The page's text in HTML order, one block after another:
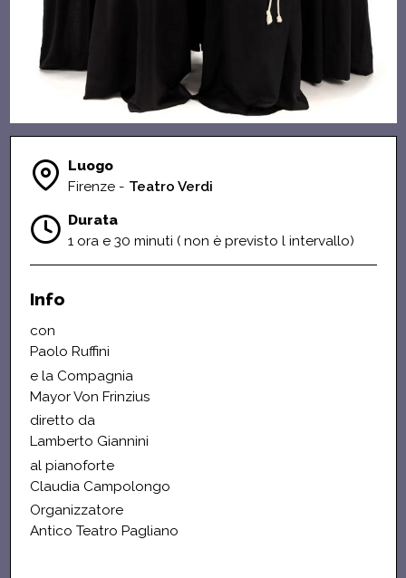
Luogo
Firenze - Teatro Verdi
Durata
1 ora e 30 minuti ( non è previsto l intervallo)
Info
con
Paolo Ruffini
e la Compagnia
Mayor Von Frinzius
diretto da
Lamberto Giannini
al pianoforte
Claudia Campolongo
Organizzatore
Antico Teatro Pagliano